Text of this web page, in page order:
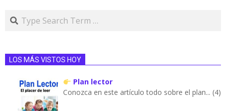
LOS MÁS VISTOS HOY
Plan lector
Conozca en este artículo todo sobre el plan... (4)